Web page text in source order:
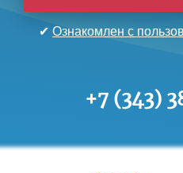
✔ Ознакомлен с
+7 (343)